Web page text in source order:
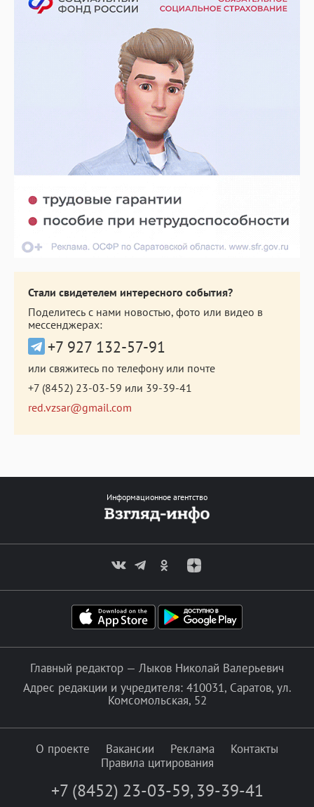
Стали свидетелем интересного события?
Поделитесь с нами новостью, фото или видео в
мессенджерах:
+7 927 132-57-91
или свяжитесь по телефону или почте
+7 (8452) 23-03-59 или 39-39-41
red.vzsar@gmail.com
Информационное агентство
Главный редактор — Лыков Николай Валерьевич
Адрес редакции и учредителя: 410031, Саратов, ул.
Комсомольская, 52
О проекте Вакансии Реклама
Контакты
Правила цитирования
+7 (8452) 23-03-59, 39-39-41